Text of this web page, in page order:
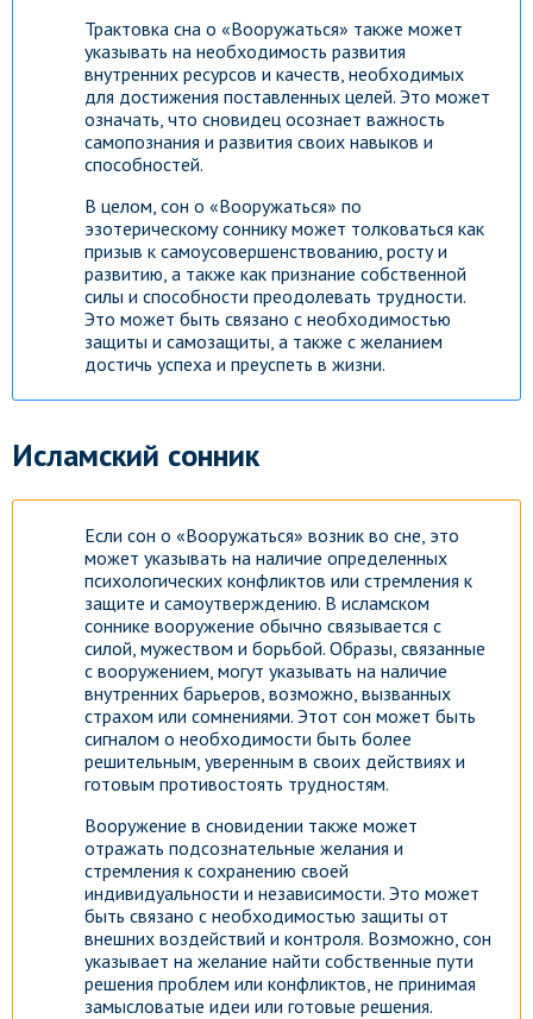
Трактовка сна о «Вооружаться» также может
указывать на необходимость развития
внутренних ресурсов и качеств, необходимых
для достижения поставленных целей. Это может
означать, что сновидец осознает важность
самопознания и развития своих навыков и
способностей.
В целом, сон о «Вооружаться» по
эзотерическому соннику может толковаться как
призыв к самоусовершенствованию, росту и
развитию, а также как признание собственной
силы и способности преодолевать трудности.
Это может быть связано с необходимостью
защиты и самозащиты, а также с желанием
достичь успеха и преуспеть в жизни.
Исламский сонник
Если сон о «Вооружаться» возник во сне, это
может указывать на наличие определенных
психологических конфликтов или стремления к
защите и самоутверждению. В исламском
соннике вооружение обычно связывается с
силой, мужеством и борьбой. Образы, связанные
с вооружением, могут указывать на наличие
внутренних барьеров, возможно, вызванных
страхом или сомнениями. Этот сон может быть
сигналом о необходимости быть более
решительным, уверенным в своих действиях и
готовым противостоять трудностям.
Вооружение в сновидении также может
отражать подсознательные желания и
стремления к сохранению своей
индивидуальности и независимости. Это может
быть связано с необходимостью защиты от
внешних воздействий и контроля. Возможно, сон
указывает на желание найти собственные пути
решения проблем или конфликтов, не принимая
замысловатые идеи или готовые решения.